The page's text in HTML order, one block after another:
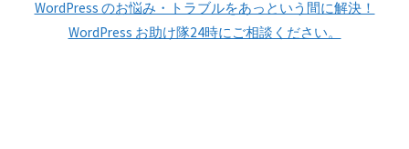
WordPress のお悩み・トラブルをあっという間に解決！
WordPress お助け隊24時にご相談ください。